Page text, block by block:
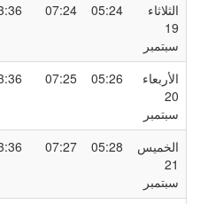
05:24
07:24
13:36
05:26
07:25
13:36
05:28
07:27
13:36